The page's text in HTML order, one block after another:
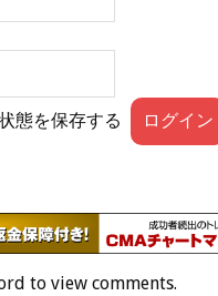
態を保存する
to view comments.